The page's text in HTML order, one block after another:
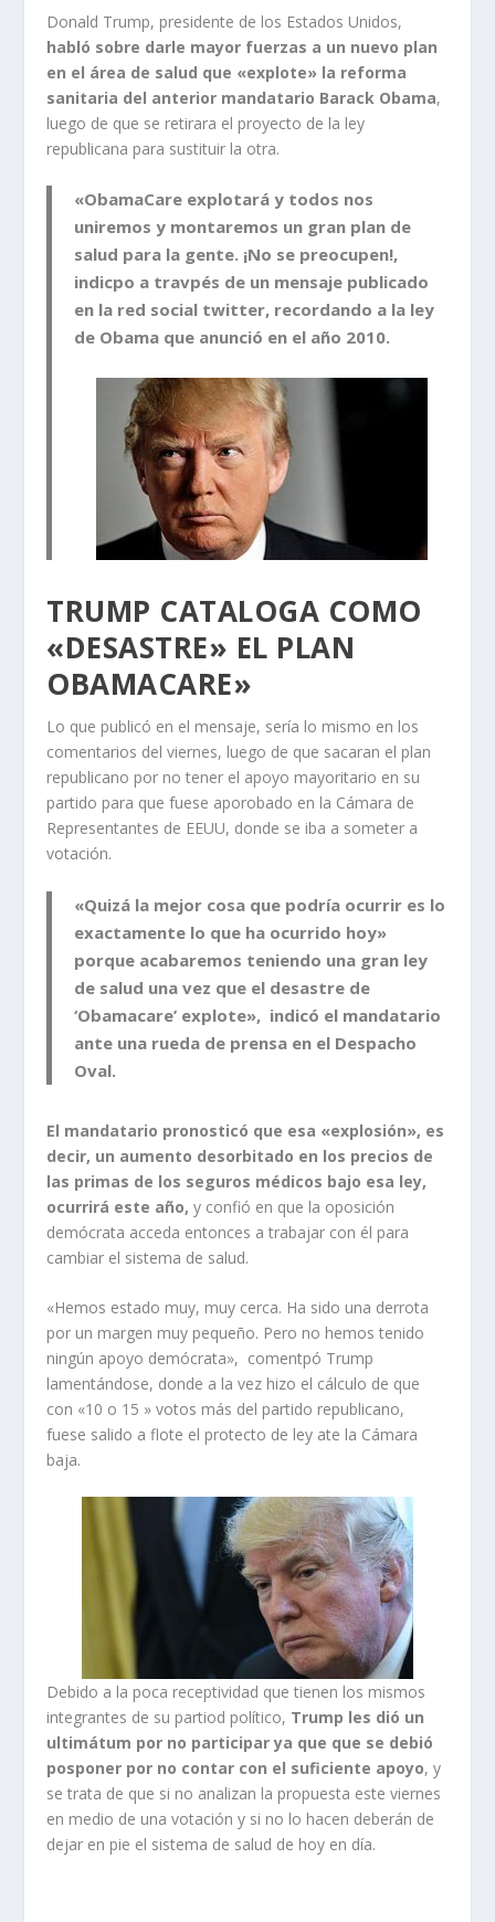
Donald Trump, presidente de los Estados Unidos,
habló sobre darle mayor fuerzas a un nuevo plan
en el área de salud que «explote» la reforma
sanitaria del anterior mandatario Barack Obama,
luego de que se retirara el proyecto de la ley
republicana para sustituir la otra.
«ObamaCare explotará y todos nos
uniremos y montaremos un gran plan de
salud para la gente. ¡No se preocupen!,
indicpo a travpés de un mensaje publicado
en la red social twitter, recordando a la ley
de Obama que anunció en el año 2010.
TRUMP CATALOGA COMO
«DESASTRE» EL PLAN
OBAMACARE»
Lo que publicó en el mensaje, sería lo mismo en los
comentarios del viernes, luego de que sacaran el plan
republicano por no tener el apoyo mayoritario en su
partido para que fuese aporobado en la Cámara de
Representantes de EEUU, donde se iba a someter a
votación.
«Quizá la mejor cosa que podría ocurrir es lo
exactamente lo que ha ocurrido hoy»
porque acabaremos teniendo una gran ley
de salud una vez que el desastre de
‘Obamacare’ explote», indicó el mandatario
ante una rueda de prensa en el Despacho
Oval.
El mandatario pronosticó que esa «explosión», es
decir, un aumento desorbitado en los precios de
las primas de los seguros médicos bajo esa ley,
ocurrirá este año, y confió en que la oposición
demócrata acceda entonces a trabajar con él para
cambiar el sistema de salud.
«Hemos estado muy, muy cerca. Ha sido una derrota
por un margen muy pequeño. Pero no hemos tenido
ningún apoyo demócrata», comentpó Trump
lamentándose, donde a la vez hizo el cálculo de que
con «10 o 15 » votos más del partido republicano,
fuese salido a flote el protecto de ley ate la Cámara
baja.
Debido a la poca receptividad que tienen los mismos
integrantes de su partiod político, Trump les dió un
ultimátum por no participar ya que que se debió
posponer por no contar con el suficiente apoyo, y
se trata de que si no analizan la propuesta este viernes
en medio de una votación y si no lo hacen deberán de
dejar en pie el sistema de salud de hoy en día.